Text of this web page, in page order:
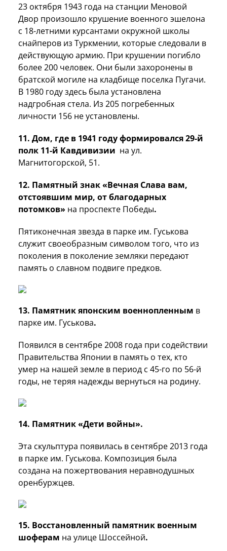
23 октября 1943 года на станции Меновой
Двор произошло крушение военного эшелона
с 18-летними курсантами окружной школы
снайперов из Туркмении, которые следовали в
действующую армию. При крушении погибло
более 200 человек. Они были захоронены в
братской могиле на кладбище поселка Пугачи.
В 1980 году здесь была установлена
надгробная стела. Из 205 погребенных
личности 156 не установлены.
11. Дом, где в 1941 году формировался 29-й
полк 11-й Кавдивизии на ул.
Магнитогорской, 51.
12. Памятный знак «Вечная Слава вам,
отстоявшим мир, от благодарных
потомков» на проспекте Победы.
Пятиконечная звезда в парке им. Гуськова
служит своеобразным символом того, что из
поколения в поколение земляки передают
память о славном подвиге предков.
13. Памятник японским военнопленным в
парке им. Гуськова.
Появился в сентябре 2008 года при содействии
Правительства Японии в память о тех, кто
умер на нашей земле в период с 45-го по 56-й
годы, не теряя надежды вернуться на родину.
14. Памятник «Дети войны».
Эта скульптура появилась в сентябре 2013 года
в парке им. Гуськова. Композиция была
создана на пожертвования неравнодушных
оренбуржцев.
15. Восстановленный памятник военным
шоферам на улице Шоссейной.